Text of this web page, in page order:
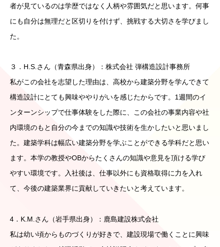
者が見ているのは学歴ではなく人柄や雰囲気だと思います。何事
にも自分は無理だと区切りを付けず、挑戦する大切さを学びまし
た。
３．H.S.さん（青森県出身）：株式会社 弾構造設計事務所
私がこの会社を志望した理由は、高校から建築分野を学んできて
構造設計にとても興味ややりがいを感じたからです。 1週間のイ
ンターンシップで仕事体験をした際に、この会社の事業内容や社
内環境のもと自分の今までの知識や技術を生かしたいと思いまし
た。建築学科は幅広い建築分野を学ぶことができる学科だと思い
ます。本学の教授やOBからたくさんの知識や意見を頂ける学び
やすい環境です。入社後は、仕事以外にも資格取得に力を入れ
て、今後の建築業界に貢献していきたいと考えています。
4．K.M.さん（岩手県出身）：鹿島建設株式会社
私は幼い頃からものづくりが好きで、建設現場で働くことに興味